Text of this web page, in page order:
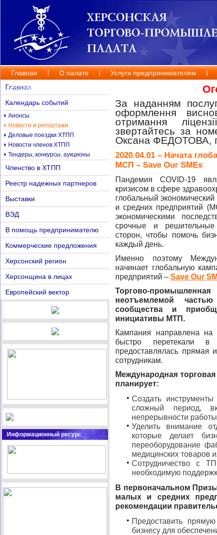
Главная О палате
Услуги предпринимателям
Контакты
Главная
Календарь событий
Анонсы
Новости и репортажи
Деловые поездки ХТПП
Новости членов ХТПП
Тендеры, конкурсы, аукционы
Членство в ХТПП
Реестр надежных партнеров
Выставки
ВЭД
В помощь предпринимателю
Коммерческие предложения
Херсонский регион
Херсонщина в лицах
Европейский вектор
Информационный ресурс
За наданням
оформлення
отримання
звертайтесь за
Оксана ФЕДОТОВА,
2020.04.01 – Начата
МСП – Save Our SMEs
Пандемия COVID-19
кризисом в сфере
глобальный
и средних предприятий
экономическими
срочные и решительные
сторон, чтобы помочь
каждый день.
Именно поэтому
начинает глобальную
предприятий – Save Our S
Торгово-
неотъемлемой частью
сообщества и
инициативы МТП.
Кампания направлена ​​на
быстро перетекали
предоставлялась
сотрудникам.
Международная
планирует:
Создать
сложный период,
непрерывности
Уделить внимание
которые делает
переоборудование
медицинских
Сотрудничество с
необходимую
В первоначальном
малых и средних
рекомендации
Предоставить
бизнесу для